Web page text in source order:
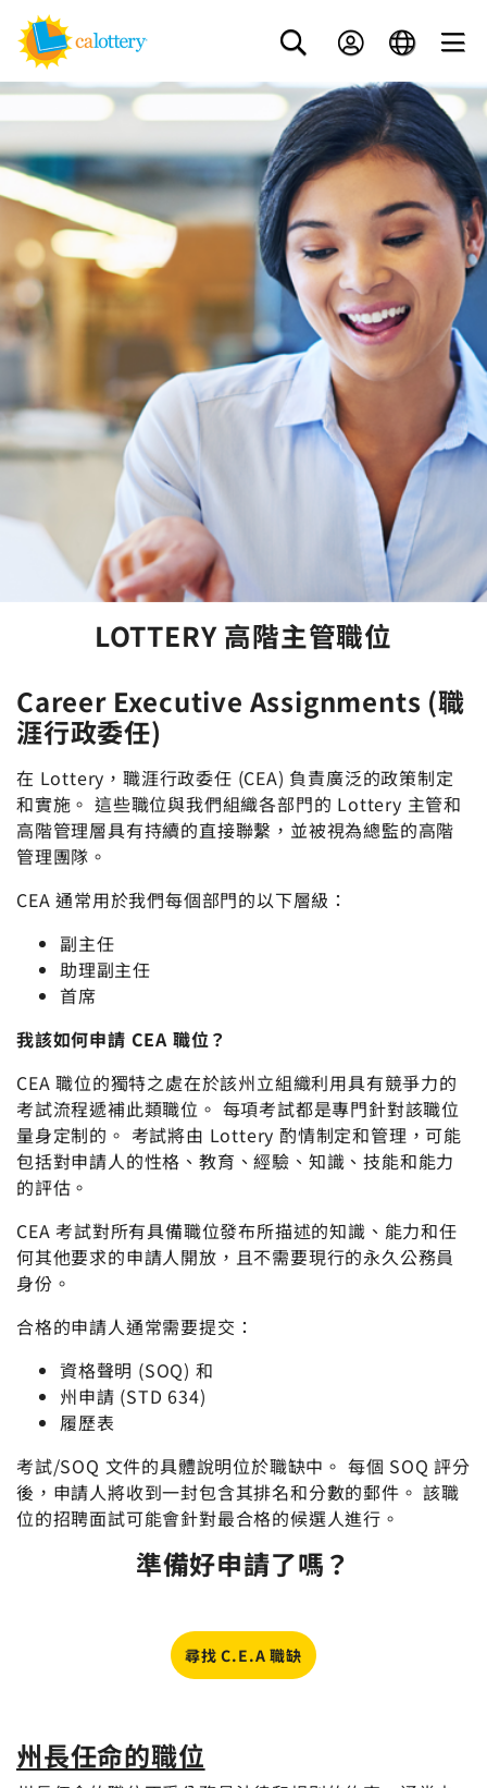
LOTTERY 高階主管職位
Career Executive Assignments (職
涯行政委任)
在 Lottery，職涯行政委任 (CEA) 負責廣泛的政策制定
和實施。 這些職位與我們組織各部門的 Lottery 主管和
高階管理層具有持續的直接聯繫，並被視為總監的高階
管理團隊。
CEA 通常用於我們每個部門的以下層級：
副主任
助理副主任
首席
我該如何申請 CEA 職位？
CEA 職位的獨特之處在於該州立組織利用具有競爭力的
考試流程遞補此類職位。 每項考試都是專門針對該職位
量身定制的。 考試將由 Lottery 酌情制定和管理，可能
包括對申請人的性格、教育、經驗、知識、技能和能力
的評估。
CEA 考試對所有具備職位發布所描述的知識、能力和任
何其他要求的申請人開放，且不需要現行的永久公務員
身份。
合格的申請人通常需要提交：
資格聲明 (SOQ) 和
州申請 (STD 634)
履歷表
考試/SOQ 文件的具體說明位於職缺中。 每個 SOQ 評分
後，申請人將收到一封包含其排名和分數的郵件。 該職
位的招聘面試可能會針對最合格的候選人進行。
準備好申請了嗎？
尋找 C.E.A 職缺
州長任命的職位